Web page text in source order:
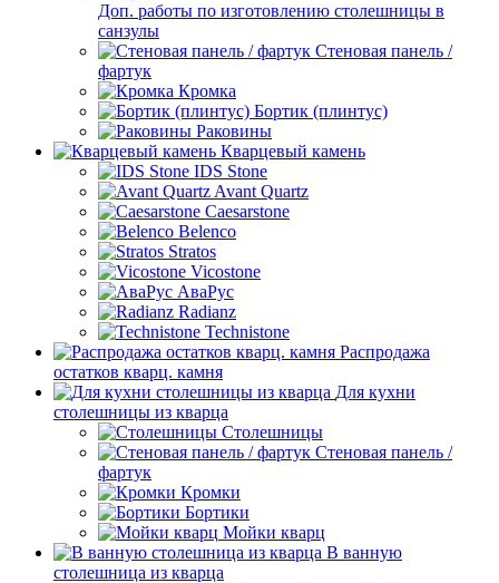
Доп. работы по изготовлению столешницы в
санзулы
Стеновая панель /
фартук
Кромка
Бортик (плинтус)
Раковины
Кварцевый камень
IDS Stone
Avant Quartz
Caesarstone
Belenco
Stratos
Vicostone
АваРус
Radianz
Technistone
Распродажа
остатков кварц. камня
Для кухни
столешницы из кварца
Столешницы
Стеновая панель /
фартук
Кромки
Бортики
Мойки кварц
В ванную
столешница из кварца